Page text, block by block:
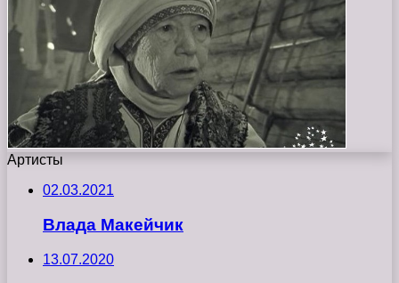
Артисты
02.03.2021
Влада Макейчик
13.07.2020